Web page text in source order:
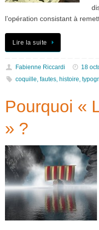
l’opération consistant à
Lire la suite
Fabienne Riccardi 18
coquille fautes, histoire
Pourquoi «
» ?